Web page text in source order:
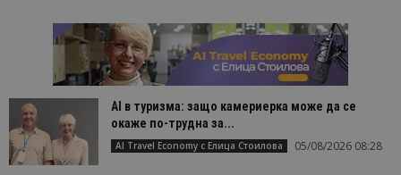
AI в туризма: защо камериерка може да се
окаже по-трудна за...
AI Travel Economy с Елица Стоилова 05/08/2026 08:28